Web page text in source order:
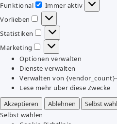
Funktional
Funktional
Immer aktiv
Vorlieben
Vorlieben
Statistiken
Statistiken
Marketing
Marketing
Optionen verwalten
Dienste verwalten
Verwalten von
Lese mehr über diese Zwecke
Akzeptieren
Ablehnen Selbst
Selbst wählen